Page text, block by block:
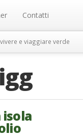
Contatti
vivere e viaggiare verde
isola